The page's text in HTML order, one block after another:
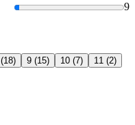
9
(18) 9 (15) 10 (7) 11 (2)